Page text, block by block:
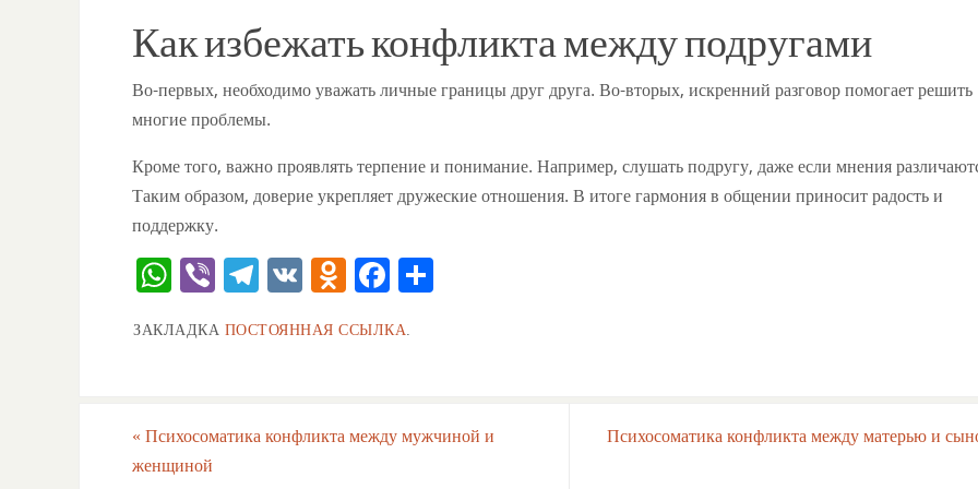
Как избежать конфликта между подругами
Во-первых, необходимо уважать личные границы друг друга. Во-вторых, искренний разговор помогает решить
многие проблемы.
Кроме того, важно проявлять терпение и понимание. Например, слушать подругу, даже если мнения
Таким образом, доверие укрепляет дружеские отношения. В итоге гармония в общении приносит радость и
поддержку.
W
at
p
Vi
er
T
e
m
V O
n
a
F
c
o
ЗАКЛАДКА ПОСТОЯННАЯ ССЫЛКА
« Психосоматика конфликта между мужчиной и
женщиной
Психосоматика конфликта между матерью и